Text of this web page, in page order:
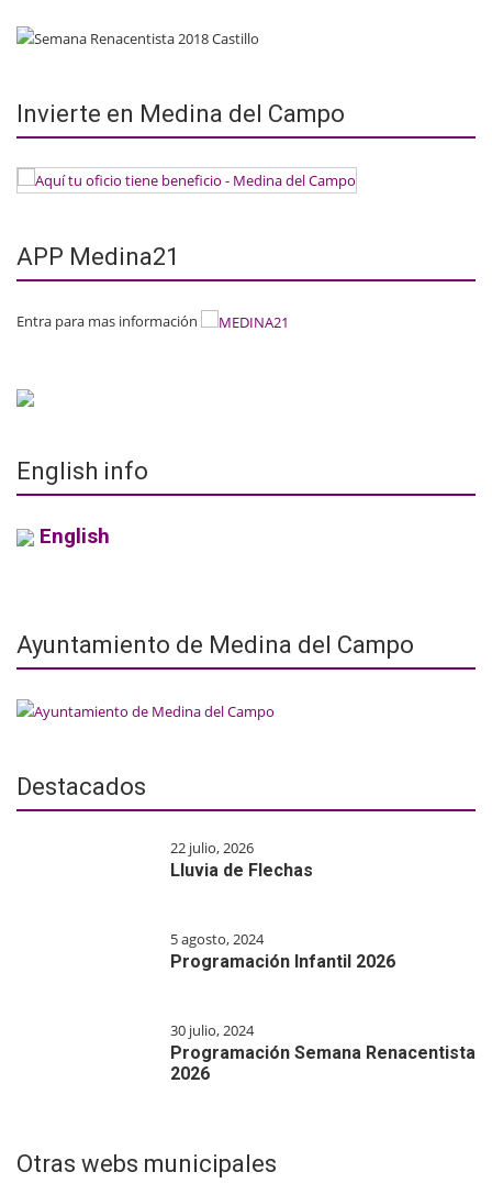
Invierte en Medina del Campo
APP Medina21
Entra para mas información
English info
English
Ayuntamiento de Medina del Campo
Destacados
22 julio, 2026
Lluvia de Flechas
5 agosto, 2024
Programación Infantil 2026
30 julio, 2024
Programación Semana Renacentista
2026
Otras webs municipales